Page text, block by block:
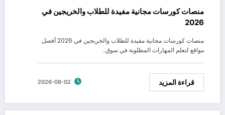
منصات كورسات مجانية مفيدة للطلاب والخريجين في
2026
منصات كورسات مجانية مفيدة للطلاب والخريجين في 2026 أفضل
مواقع لتعلم المهارات المطلوبة في سوق…
قراءة المزيد 2026-08-02